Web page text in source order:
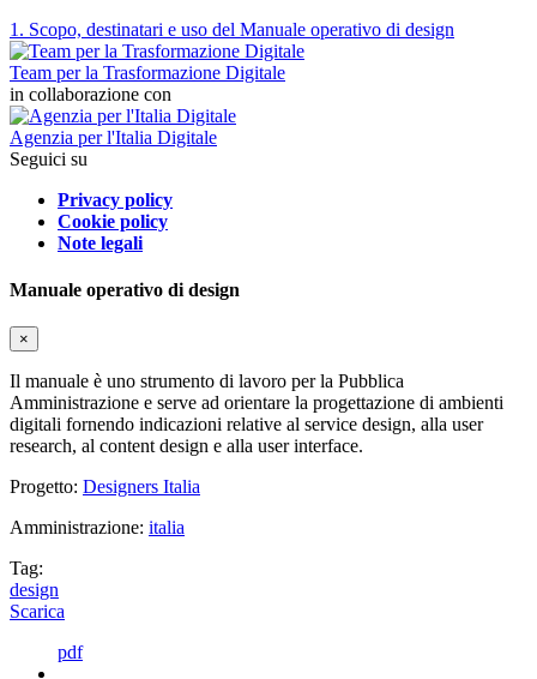
1. Scopo, destinatari e uso del Manuale operativo di design
Team per la Trasformazione Digitale
in collaborazione con
Agenzia per l'Italia Digitale
Seguici su
Privacy policy
Cookie policy
Note legali
Manuale operativo di design
×
Il manuale è uno strumento di lavoro per la Pubblica
Amministrazione e serve ad orientare la progettazione di ambienti
digitali fornendo indicazioni relative al service design, alla user
research, al content design e alla user interface.
Progetto: Designers Italia
Amministrazione: italia
Tag:
design
Scarica
pdf